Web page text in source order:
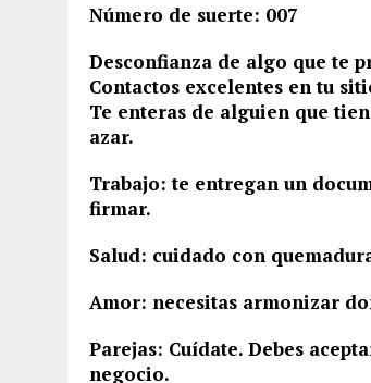
Número de suerte: 007
Desconfianza de algo que te
Contactos excelentes en tu
Te enteras de alguien que
azar.
Trabajo: te entregan un
firmar.
Salud: cuidado con
Amor: necesitas armonizar
Parejas: Cuídate. Debes
negocio.